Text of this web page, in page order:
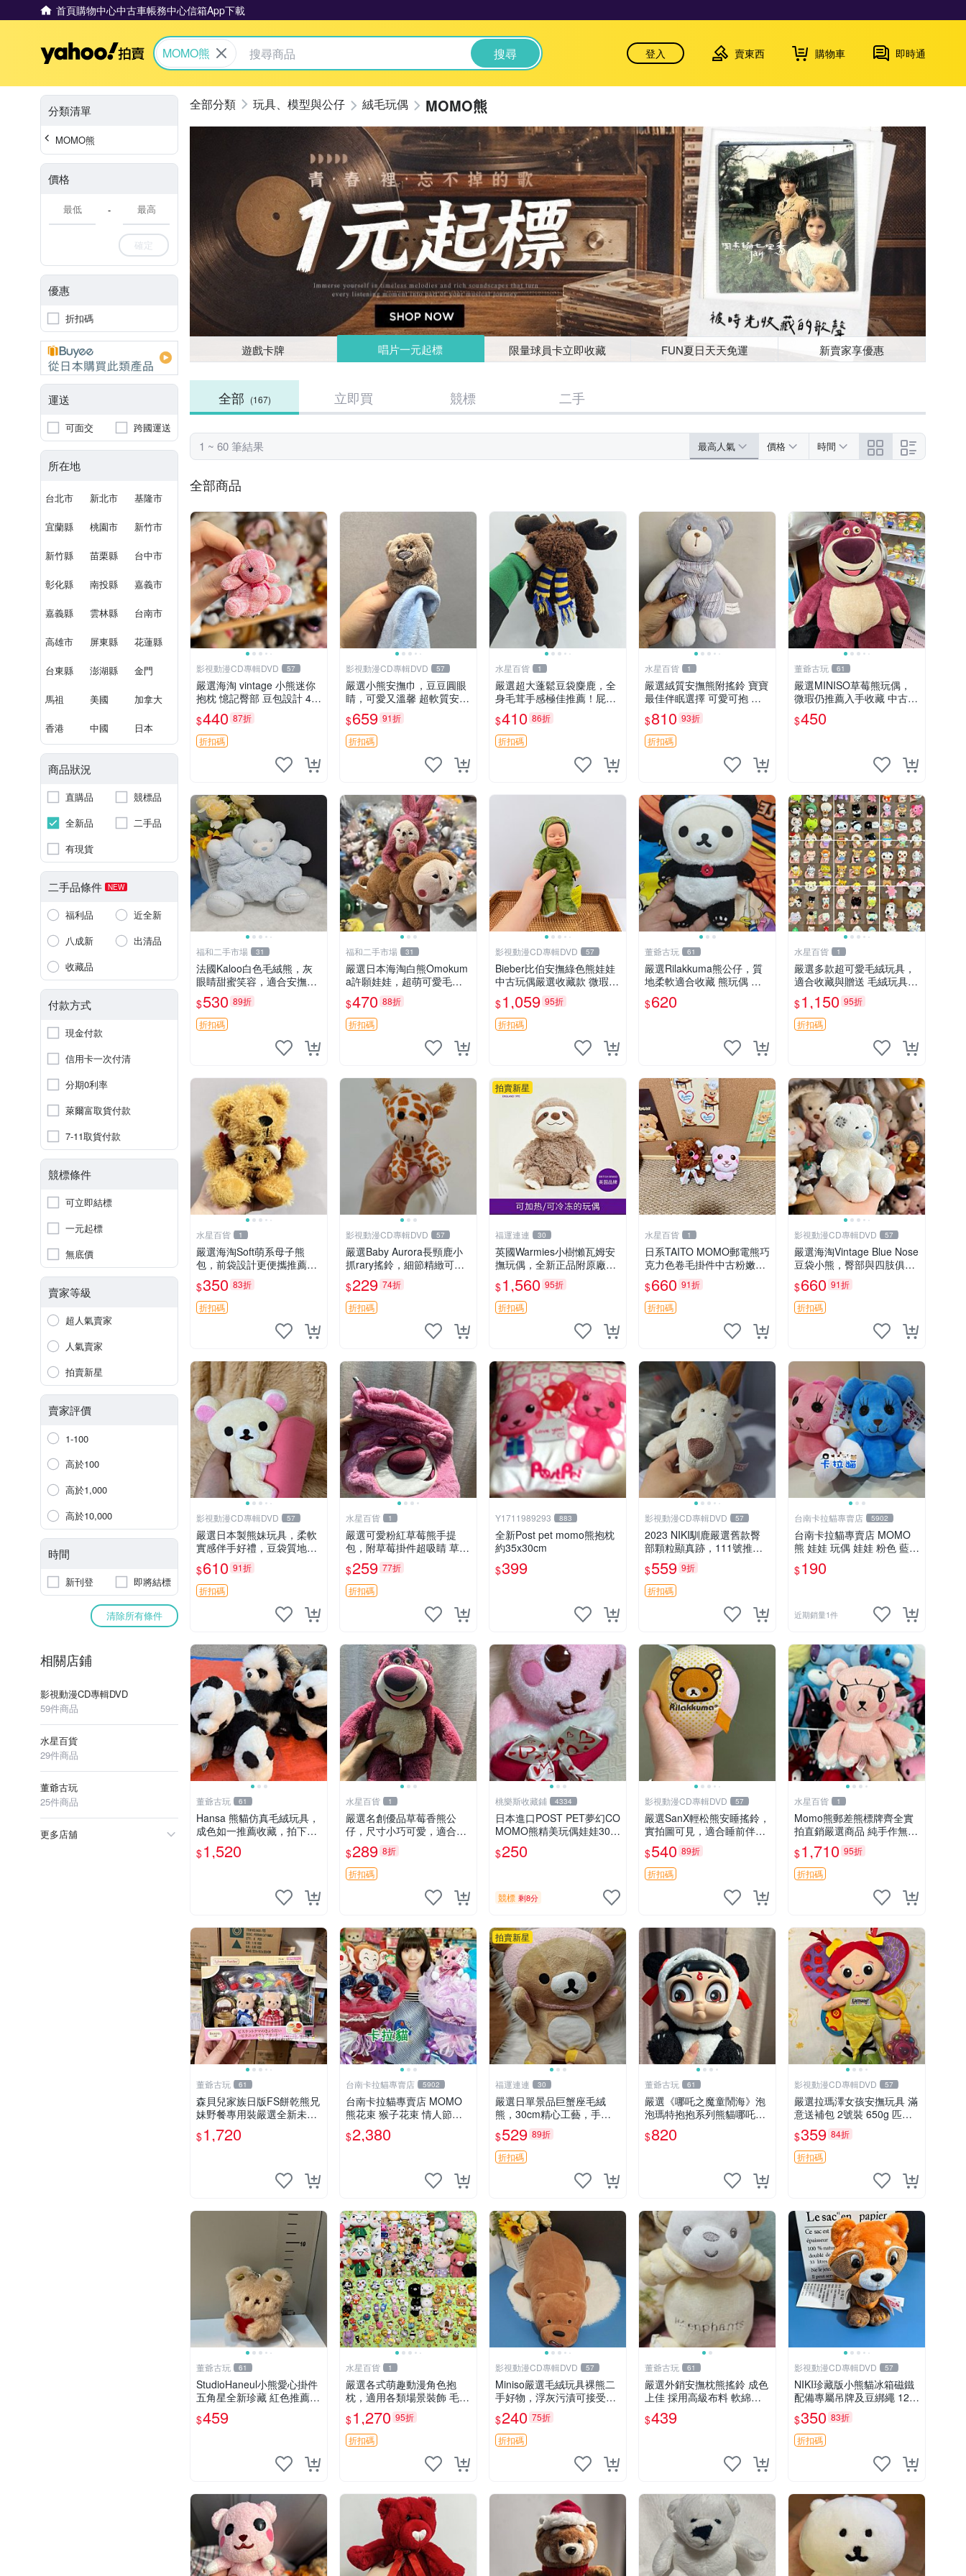
首頁購物中心中古車帳務中心信箱App下載
Yahoo拍賣
MOMO熊 搜尋 登入 賣東西 購物車 即時通
分類清單
MOMO熊
價格
-
確定
優惠
折扣碼
運送
可面交 跨國運送
所在地
台北市 新北市 基隆市
宜蘭縣 桃園市 新竹市
新竹縣 苗栗縣 台中市
彰化縣 南投縣 嘉義市
嘉義縣 雲林縣 台南市
高雄市 屏東縣 花蓮縣
台東縣 澎湖縣 金門
馬祖 美國 加拿大
香港 中國 日本
商品狀況
直購品
競標品
全新品
二手品
有現貨
二手品條件 NEW
福利品
近全新
八成新
出清品
收藏品
付款方式
現金付款
信用卡一次付清
分期0利率
萊爾富取貨付款
7-11取貨付款
競標條件
可立即結標
一元起標
無底價
賣家等級
超人氣賣家
人氣賣家
拍賣新星
賣家評價
1-100
高於100
高於1,000
高於10,000
時間
新刊登 即將結標
清除所有條件
相關店鋪
影視動漫CD專輯DVD
59件商品
水星百貨
29件商品
董爺古玩
25件商品
更多店舖
玩具、模型與公仔 絨毛玩偶 MOMO熊
遊戲卡牌 唱片一元起標 限量球員卡立即收藏 FUN夏日天天免運 新賣家享優惠
全部 (167) 立即買 競標 二手
1 ~ 60 筆結果 最高人氣 價格 時間
全部商品
影視動漫CD專輯DVD 57
嚴選海淘 vintage 小熊迷你
抱枕 憶記臀部 豆包設計 4c
m 高 推薦收藏 迷你豆包小
熊、高臀部、豆袋抱枕
$440 87折
折扣碼
影視動漫CD專輯DVD 57
嚴選小熊安撫巾，豆豆圓眼
睛，可愛又溫馨 超軟質安撫
巾，豆豆設計，哄睡好幫手
約克豆豆眼安撫巾 數碼豆豆
眼
$659 91折
折扣碼
水星百貨 1
嚴選超大蓬鬆豆袋麋鹿，全
身毛茸手感極佳推薦！屁股
與四肢填充均勻，適合收藏
與孩童共賞。 麋鹿 豆袋 毛
茸玩具
$410 86折
折扣碼
水星百貨 1
嚴選絨質安撫熊附搖鈴 寶寶
最佳伴眠選擇 可愛可抱 絨
毛玩具 安撫熊 嬰兒用
$810 93折
折扣碼
董爺古玩 61
嚴選MINISO草莓熊玩偶，
微瑕仍推薦入手收藏 中古 M
INISO 草莓熊 玩具 收藏
$450
福和二手市場 31
法國Kaloo白色毛絨熊，灰
眼睛甜蜜笑容，適合安撫逗
趣可愛，柔軟面料手感佳。
14 白色安撫熊 毛絨玩具 寶
寶逗樂具
$530 89折
折扣碼
福和二手市場 31
嚴選日本海淘白熊Omokum
a許願娃娃，超萌可愛毛絨
公仔推薦收藏 白熊 Omoku
ma 毛絨玩具 偽裝娃娃 玩具
擺飾
$470 88折
折扣碼
影視動漫CD專輯DVD 57
Bieber比伯安撫綠色熊娃娃
中古玩偶嚴選收藏款 微瑕輕
度使用 Bieber綠熊娃娃 中
古玩偶 微瑕
$1,059 95折
折扣碼
董爺古玩 61
嚴選Rilakkuma熊公仔，質
地柔軟適合收藏 熊玩偶 柔
軟 公仔 收藏
$620
水星百貨 1
嚴選多款超可愛毛絨玩具，
適合收藏與贈送 毛絨玩具、
抱枕、公仔
$1,150 95折
折扣碼
水星百貨 1
嚴選海淘Soft萌系母子熊
包，前袋設計更便攜推薦收
藏 母子熊 軟綿綿 包包
$350 83折
折扣碼
影視動漫CD專輯DVD 57
嚴選Baby Aurora長頸鹿小
抓rary搖鈴，細節精緻可聆
聽清脆鈴音 軟萌可愛 定制
紀念 金屬搖鈴 新手媽咪推
薦 長頸鹿 抓rary 搖鈴
$229 74折
折扣碼
拍賣新星
福運連連 30
英國Warmies小樹懶瓦姆安
撫玩偶，全新正品附原廠吊
牌與防塵袋，內藏薰衣草可
加熱，適合各個年齡層，冷
暖兩用享受抱抱樂趣，不容
錯過嚴選好物 溫暖 冷感
$1,560 95折
折扣碼
水星百貨 1
日系TAITO MOMO郵電熊巧
克力色卷毛掛件中古粉嫩玩
偶微瑕推薦 postpet momo
郵電熊 中古玩偶
$660 91折
折扣碼
影視動漫CD專輯DVD 57
嚴選海淘Vintage Blue Nose
豆袋小熊，臀部與四肢俱
全，坐高11公分，附原盒與
吊牌收藏。藍鼻子小熊，值
得擁有 玩具 憶熊
$660 91折
折扣碼
影視動漫CD專輯DVD 57
嚴選日本製熊妹玩具，柔軟
實感伴手好禮，豆袋質地手
感佳，抱枕小熊 recom 推薦
白色豆袋 玩具
$610 91折
折扣碼
水星百貨 1
嚴選可愛粉紅草莓熊手提
包，附草莓掛件超吸睛 草莓
熊手提包 草莓掛件 可愛port
unese
$259 77折
折扣碼
Y1711989293 883
全新Post pet momo熊抱枕
約35x30cm
$399
影視動漫CD專輯DVD 57
2023 NIKI馴鹿嚴選舊款臀
部顆粒顯真跡，111號推薦
珍藏品 馴鹿 舊款 尾巴顆粒
$559 9折
折扣碼
台南卡拉貓專賣店 5902
台南卡拉貓專賣店 MOMO
熊 娃娃 玩偶 娃娃 粉色 藍色
2色分售
$190
近期銷量1件
董爺古玩 61
Hansa 熊貓仿真毛絨玩具，
成色如一推薦收藏，拍下無
疑心 熊貓 毛絨玩具 收藏
$1,520
水星百貨 1
嚴選名創優品草莓香熊公
仔，尺寸小巧可愛，適合收
藏賞玩 30cm 玩具 公仔 草
莓熊
$289 8折
折扣碼
桃樂斯收藏鋪 4334
日本進口POST PET夢幻CO
MOMO熊精美玩偶娃娃30c
m
$250
競標 剩8分
影視動漫CD專輯DVD 57
嚴選SanX輕松熊安睡搖鈴，
實拍圖可見，適合睡前伴
侶， Picks安撫好物 0325
懸吊 電腦
$540 89折
折扣碼
水星百貨 1
Momo熊郵差熊標牌齊全實
拍直銷嚴選商品 純手作無修
圖可收藏 郵差熊 Momo熊
標牌 商品
$1,710 95折
折扣碼
董爺古玩 61
森貝兒家族日版FS餅乾熊兄
妹野餐專用裝嚴選全新未開
封，包含兩組大童款紙盒
裝，適合收藏與分享。 餅乾
$1,720
台南卡拉貓專賣店 5902
台南卡拉貓專賣店 MOMO
熊花束 猴子花束 情人節禮
物 二選一 可繡字 可今天寄
明天到
$2,380
拍賣新星
福運連連 30
嚴選日單景品巨蟹座毛絨
熊，30cm精心工藝，手感
軟糯推薦收藏送人 巨蟹座
毛絨玩具 精緻做工
$529 89折
折扣碼
董爺古玩 61
嚴選《哪吒之魔童鬧海》泡
泡瑪特抱抱系列熊貓哪吒搪
膠臉毛絨， STATE：如圖顯
示 哪吒 毛絨公仔 泡泡瑪特
$820
影視動漫CD專輯DVD 57
嚴選拉瑪澤女孩安撫玩具 滿
意送補包 2號裝 650g 匹配
嬰幼童舒壓好伴侶 女孩專用
安心選擇 安撫玩偶 衝包 玩
具
$359 84折
折扣碼
董爺古玩 61
StudioHaneul小熊愛心掛件
五角星全新珍藏 紅色推薦收
藏 玩具掛飾 掛件 新品
$459
水星百貨 1
嚴選各式萌趣動漫角色抱
枕，適用各類場景裝飾 毛絨
玩具、卡通抱枕、趣味玩偶
$1,270 95折
折扣碼
影視動漫CD專輯DVD 57
Miniso嚴選毛絨玩具裸熊二
手好物，浮灰污漬可接受。
請詳閱照片再下單，售出不
退不換。全新品相收藏推
薦。 裸熊 毛絨玩具 收藏
$240 75折
折扣碼
董爺古玩 61
嚴選外銷安撫枕熊搖鈴 成色
上佳 採用高級布料 軟綿適
合收藏 安心選購 安撫枕 熊
玩具 搖鈴
$439
影視動漫CD專輯DVD 57
NIKI珍藏版小熊貓冰箱磁鐵
配備專屬吊牌及豆綁繩 12c
m 廢品嚴選 好評推薦 小熊
貓冰箱貼 磁鐵掛件 冰箱飾
品
$350 83折
折扣碼